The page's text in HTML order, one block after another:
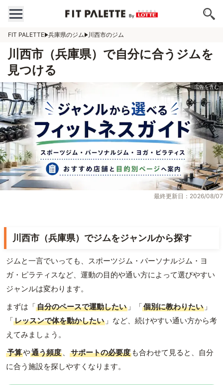
FIT PALETTE 兵庫県のジム 川西市のジム
川西市（兵庫県）で自分に合うジムを
見つける
最終更新日：2026/08/07
川西市（兵庫県）でジムをジャンルから探す
ジムと一言でいっても、スポーツジム・パーソナルジム・ヨ
ガ・ピラティスなど、運動の目的や通い方によって選びやすい
ジャンルは変わります。
まずは「自分のペースで運動したい 」「個別に教わりたい 」
「レッスンで体を動かしたい 」など、続けやすい通い方から考
えてみましょう。
予算や通う頻度 、 サポートの必要度 も合わせて見ると、自分
に合う施設を探しやすくなります。